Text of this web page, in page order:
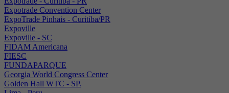
Expotrade Convention Center
ExpoTrade Pinhais - Curitiba/PR
Expoville
Expoville - SC
FIDAM Americana
FIESC
FUNDAPARQUE
Georgia World Congress Center
Golden Hall WTC - SP.